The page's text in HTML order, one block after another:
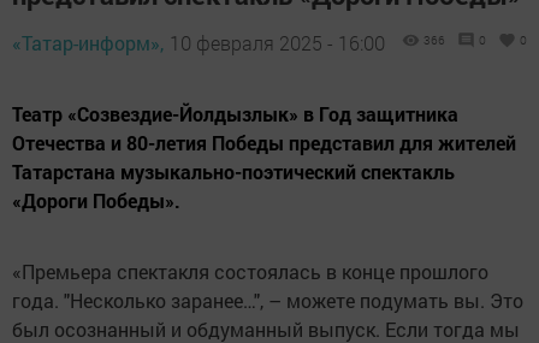
«Татар-информ», 10 февраля 2025 - 16:00 366 0 0
Театр «Созвездие-Йолдызлык» в Год защитника
Отечества и 80-летия Победы представил для жителей
Татарстана музыкально-поэтический спектакль
«Дороги Победы».
«Премьера спектакля состоялась в конце прошлого
года. "Несколько заранее…", – можете подумать вы. Это
был осознанный и обдуманный выпуск. Если тогда мы